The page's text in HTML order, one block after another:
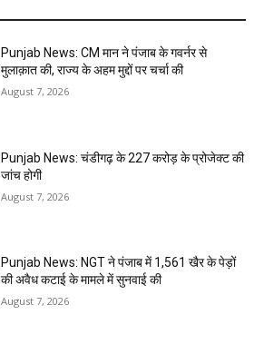
Punjab News: CM मान ने पंजाब के गवर्नर से
मुलाक़ात की, राज्य के अहम मुद्दों पर चर्चा की
August 7, 2026
Punjab News: चंडीगढ़ के ₹227 करोड़ के प्रोजेक्ट की
जांच होगी
August 7, 2026
Punjab News: NGT ने पंजाब में 1,561 खैर के पेड़ों
की अवैध कटाई के मामले में सुनवाई की
August 7, 2026